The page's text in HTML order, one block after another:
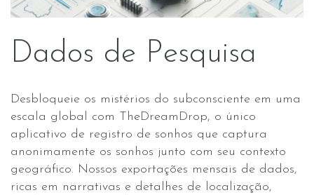
Dados de Pesquisa
Desbloqueie os mistérios do subconsciente em uma
escala global com TheDreamDrop, o único
aplicativo de registro de sonhos que captura
anonimamente os sonhos junto com seu contexto
geográfico. Nossos exportações mensais de dados,
ricas em narrativas e detalhes de localização,